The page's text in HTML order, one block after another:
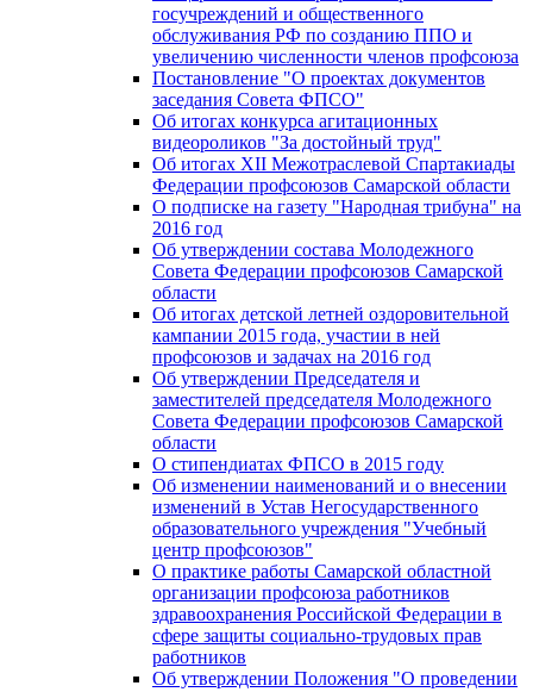
госучреждений и общественного
обслуживания РФ по созданию ППО и
увеличению численности членов профсоюза
Постановление "О проектах документов
заседания Совета ФПСО"
Об итогах конкурса агитационных
видеороликов "За достойный труд"
Об итогах XII Межотраслевой Спартакиады
Федерации профсоюзов Самарской области
О подписке на газету "Народная трибуна" на
2016 год
Об утверждении состава Молодежного
Совета Федерации профсоюзов Самарской
области
Об итогах детской летней оздоровительной
кампании 2015 года, участии в ней
профсоюзов и задачах на 2016 год
Об утверждении Председателя и
заместителей председателя Молодежного
Совета Федерации профсоюзов Самарской
области
О стипендиатах ФПСО в 2015 году
Об изменении наименований и о внесении
изменений в Устав Негосударственного
образовательного учреждения "Учебный
центр профсоюзов"
О практике работы Самарской областной
организации профсоюза работников
здравоохранения Российской Федерации в
сфере защиты социально-трудовых прав
работников
Об утверждении Положения "О проведении